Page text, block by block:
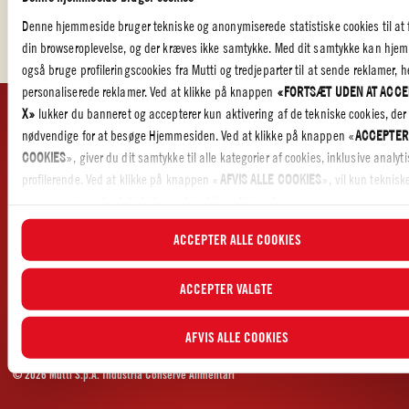
Denne hjemmeside bruger tekniske og anonymiserede statistiske cookies til at
din browseroplevelse, og der kræves ikke samtykke. Med dit samtykke kan
også bruge profileringscookies fra Mutti og tredjeparter til at sende reklamer,
personaliserede reklamer. Ved at klikke på knappen «FORTSÆT UDEN AT
X» lukker du banneret og accepterer kun aktivering af de tekniske cookies, der
nødvendige for at besøge Hjemmesiden. Ved at klikke på knappen «
COOKIES», giver du dit samtykke til alle kategorier af cookies, inklusive
profilerende. Ved at klikke på knappen « AFVIS ALLE COOKIES », vil kun
I dette banner kan du vælge eller fravælge de kategorier af cookies, du ønsker
acceptere, ved hjælp af de specifikke flueben og ved at klikke på knappen “
”. Du kan til enhver tid vælge, hvilke cookies du vil give samtykke til,
opdaterede liste over cookierne iCookieindstillinger. For yderligere oplysninger
ACCEPTER ALLE COOKIES
ACCEPTER VALGTE
AFVIS ALLE COOKIES
LÆS OM VORES VÆRDIER
KUNDESERVICE
Kontakt os
SELSKAB
Certificeringer
Whistleblowing
JURIDISK OG FORTROLIGHED
Privatlivspolitik
Populære opskrifter
© 2026 Mutti S.p.A. Industria Conserve Alimentari